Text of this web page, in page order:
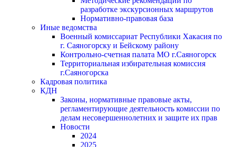
разработке экскурсионных маршрутов
Нормативно-правовая база
Иные ведомства
Военный комиссариат Республики Хакасия по
г. Саяногорску и Бейскому району
Контрольно-счетная палата МО г.Саяногорск
Территориальная избирательная комиссия
г.Саяногорска
Кадровая политика
КДН
Законы, нормативные правовые акты,
регламентирующие деятельность комиссии по
делам несовершеннолетних и защите их прав
Новости
2024
2025